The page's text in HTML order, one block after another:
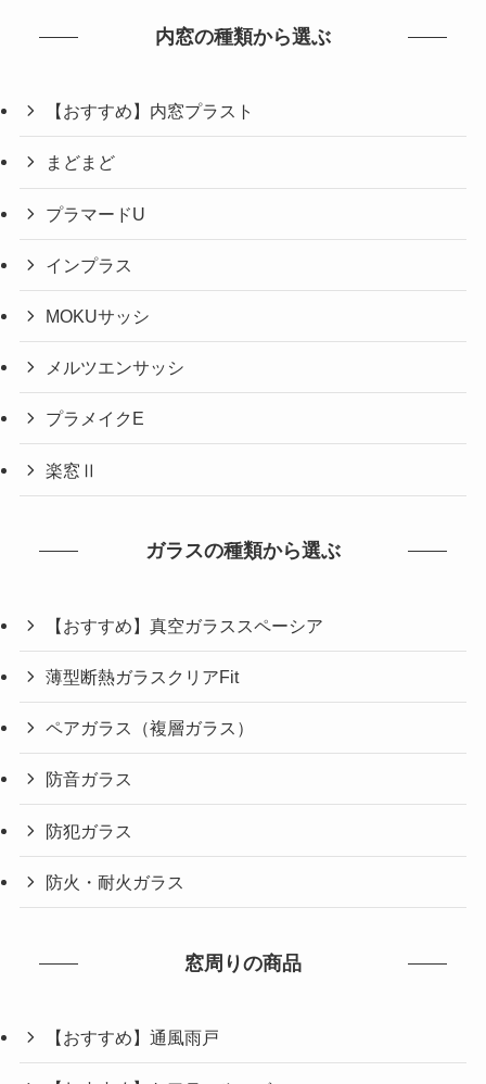
内窓の種類から選ぶ
【おすすめ】内窓プラスト
まどまど
プラマードU
インプラス
MOKUサッシ
メルツエンサッシ
プラメイクE
楽窓Ⅱ
ガラスの種類から選ぶ
【おすすめ】真空ガラススペーシア
薄型断熱ガラスクリアFit
ペアガラス（複層ガラス）
防音ガラス
防犯ガラス
防火・耐火ガラス
窓周りの商品
【おすすめ】通風雨戸